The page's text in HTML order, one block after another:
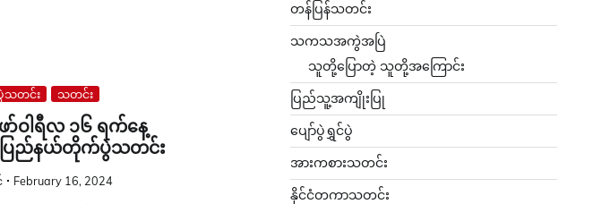
တင်း သတင်း
ာ်ဝါရီလ ၁၆ ရက်နေ့
ပြည်နယ်တိုက်ပွဲသတင်း
February 16, 2024
တန်ပြန်သတင်း
သကသအကွဲအပြဲ
သူတို့ပြောတဲ့ သူတို့အကြောင်း
ပြည်သူ့အကျိုးပြု
ပျော်ပွဲရွှင်ပွဲ
အားကစားသတင်း
နိုင်ငံတကာသတင်း